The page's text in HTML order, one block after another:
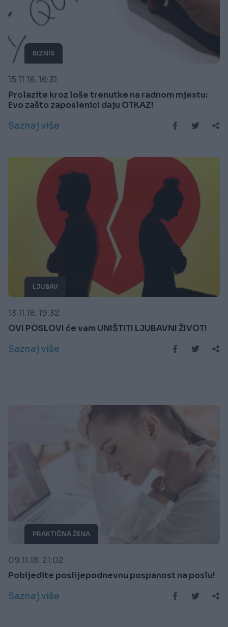
BIZNIS
15.11.18. 16:31
Prolazite kroz loše trenutke na radnom mjestu:
Evo zašto zaposlenici daju OTKAZ!
Saznaj više
LJUBAV
13.11.18. 19:32
OVI POSLOVI će vam UNIŠTITI LJUBAVNI ŽIVOT!
Saznaj više
PRAKTIČNA ŽENA
09.11.18. 21:02
Pobijedite poslijepodnevnu pospanost na poslu!
Saznaj više